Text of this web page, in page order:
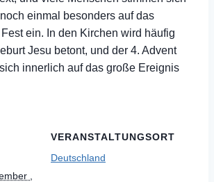
einmal besonders auf das
ein. In den Kirchen wird häufig
Jesu betont, und der 4. Advent
innerlich auf das große Ereignis
,
VERANSTALTUNGSORT
Deutschland